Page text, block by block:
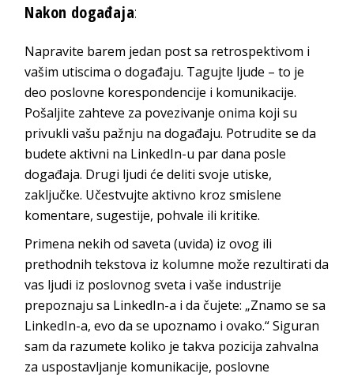
Nakon događaja:
Napravite barem jedan post sa retrospektivom i
vašim utiscima o događaju. Tagujte ljude – to je
deo poslovne korespondencije i komunikacije.
Pošaljite zahteve za povezivanje onima koji su
privukli vašu pažnju na događaju. Potrudite se da
budete aktivni na LinkedIn-u par dana posle
događaja. Drugi ljudi će deliti svoje utiske,
zaključke. Učestvujte aktivno kroz smislene
komentare, sugestije, pohvale ili kritike.
Primena nekih od saveta (uvida) iz ovog ili
prethodnih tekstova iz kolumne može rezultirati da
vas ljudi iz poslovnog sveta i vaše industrije
prepoznaju sa LinkedIn-a i da čujete: „Znamo se sa
LinkedIn-a, evo da se upoznamo i ovako.“ Siguran
sam da razumete koliko je takva pozicija zahvalna
za uspostavljanje komunikacije, poslovne